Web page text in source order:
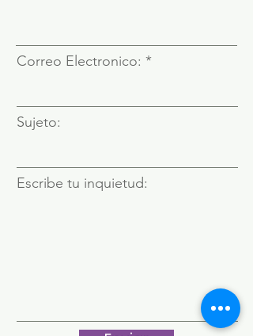
Correo Electronico:
Sujeto:
Escribe tu inquietud: